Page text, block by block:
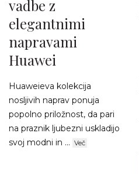
vadbe z
elegantnimi
napravami
Huawei
Huaweieva kolekcija
nosljivih naprav ponuja
popolno priložnost, da pari
na praznik ljubezni uskladijo
svoj modni in ... Več